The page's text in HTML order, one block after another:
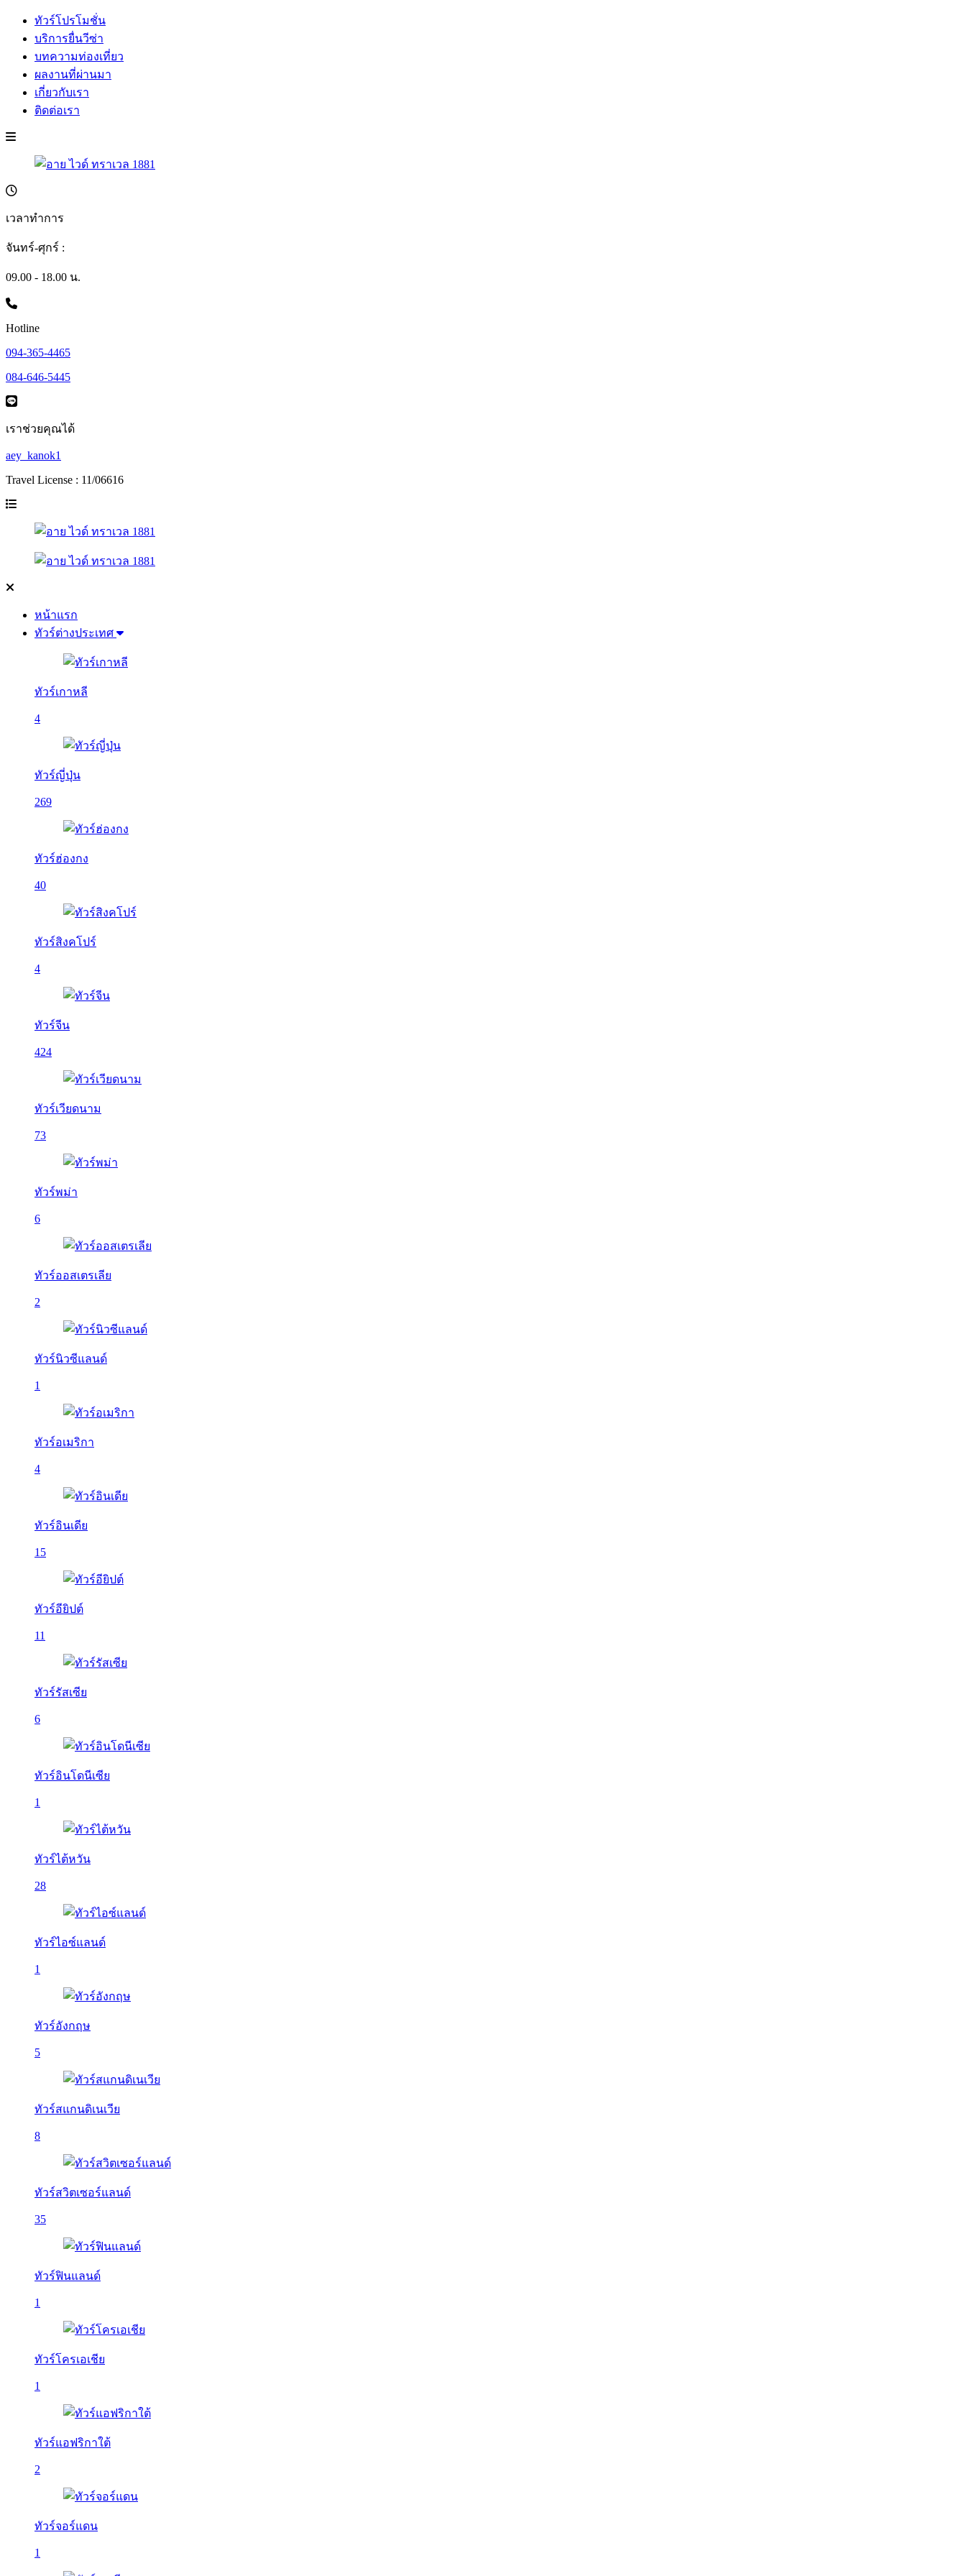
ทัวร์โปรโมชั่น
บริการยื่นวีซ่า
บทความท่องเที่ยว
ผลงานที่ผ่านมา
เกี่ยวกับเรา
ติดต่อเรา
เวลาทำการ
จันทร์-ศุกร์ :
09.00 - 18.00 น.
Hotline
094-365-4465
084-646-5445
เราช่วยคุณได้
aey_kanok1
Travel License : 11/06616
หน้าแรก
ทัวร์ต่างประเทศ
ทัวร์เกาหลี
4
ทัวร์ญี่ปุ่น
269
ทัวร์ฮ่องกง
40
ทัวร์สิงคโปร์
4
ทัวร์จีน
424
ทัวร์เวียดนาม
73
ทัวร์พม่า
6
ทัวร์ออสเตรเลีย
2
ทัวร์นิวซีแลนด์
1
ทัวร์อเมริกา
4
ทัวร์อินเดีย
15
ทัวร์อียิปต์
11
ทัวร์รัสเซีย
6
ทัวร์อินโดนีเซีย
1
ทัวร์ไต้หวัน
28
ทัวร์ไอซ์แลนด์
1
ทัวร์อังกฤษ
5
ทัวร์สแกนดิเนเวีย
8
ทัวร์สวิตเซอร์แลนด์
35
ทัวร์ฟินแลนด์
1
ทัวร์โครเอเชีย
1
ทัวร์แอฟริกาใต้
2
ทัวร์จอร์แดน
1